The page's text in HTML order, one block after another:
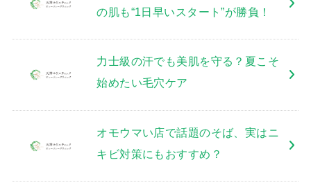
の肌も“1日早いスタート”が勝負！
力士級の汗でも美肌を守る？夏こそ
始めたい毛穴ケア
オモウマい店で話題のそば、実はニ
キビ対策にもおすすめ？